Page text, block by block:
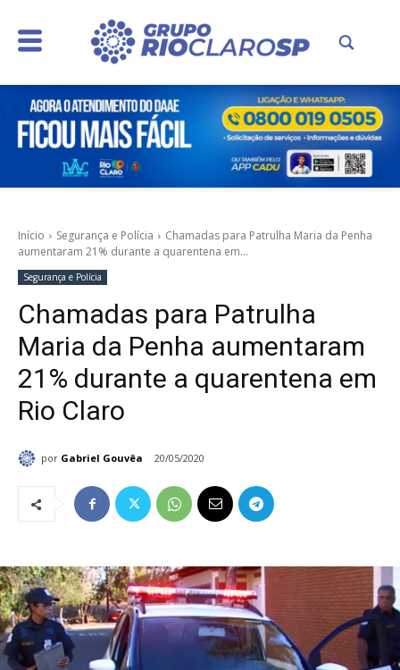
Início Segurança e Polícia
Chamadas para Patrulha Maria da Penha
aumentaram 21% durante a quarentena em...
Segurança e Polícia
Chamadas para Patrulha
Maria da Penha aumentaram
21% durante a quarentena em
Rio Claro
por Gabriel Gouvêa 20/05/2020